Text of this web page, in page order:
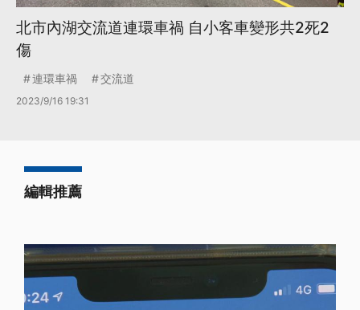
北市內湖交流道連環車禍 自小客車變形共2死2
傷
連環車禍 交流道
2023/9/16 19:31
編輯推薦